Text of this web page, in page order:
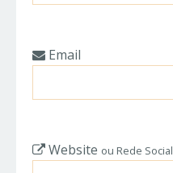
Email
Website ou Rede Social